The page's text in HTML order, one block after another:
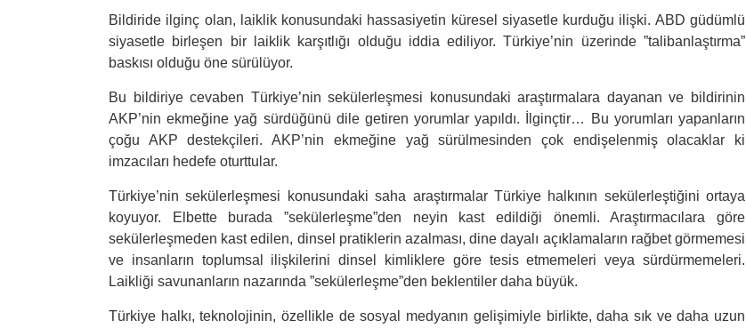
Bildiride ilginç olan, laiklik konusundaki hassasiyetin küresel siyasetle kurduğu ilişki. ABD güdümlü
siyasetle birleşen bir laiklik karşıtlığı olduğu iddia ediliyor. Türkiye’nin üzerinde ”talibanlaştırma”
baskısı olduğu öne sürülüyor.
Bu bildiriye cevaben Türkiye’nin sekülerleşmesi konusundaki araştırmalara dayanan ve bildirinin
AKP’nin ekmeğine yağ sürdüğünü dile getiren yorumlar yapıldı. İlginçtir… Bu yorumları yapanların
çoğu AKP destekçileri. AKP’nin ekmeğine yağ sürülmesinden çok endişelenmiş olacaklar ki
imzacıları hedefe oturttular.
Türkiye’nin sekülerleşmesi konusundaki saha araştırmalar Türkiye halkının sekülerleştiğini ortaya
koyuyor. Elbette burada ”sekülerleşme”den neyin kast edildiği önemli. Araştırmacılara göre
sekülerleşmeden kast edilen, dinsel pratiklerin azalması, dine dayalı açıklamaların rağbet görmemesi
ve insanların toplumsal ilişkilerini dinsel kimliklere göre tesis etmemeleri veya sürdürmemeleri.
Laikliği savunanların nazarında ”sekülerleşme”den beklentiler daha büyük.
Türkiye halkı, teknolojinin, özellikle de sosyal medyanın gelişimiyle birlikte, daha sık ve daha uzun